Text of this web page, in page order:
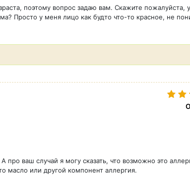
поэтому вопрос задаю вам. Скажите пожалуйста,
Просто у меня лицо как будто что-то красное, не
про ваш случай я могу сказать, что возможно это
масло или другой компонент аллергия.